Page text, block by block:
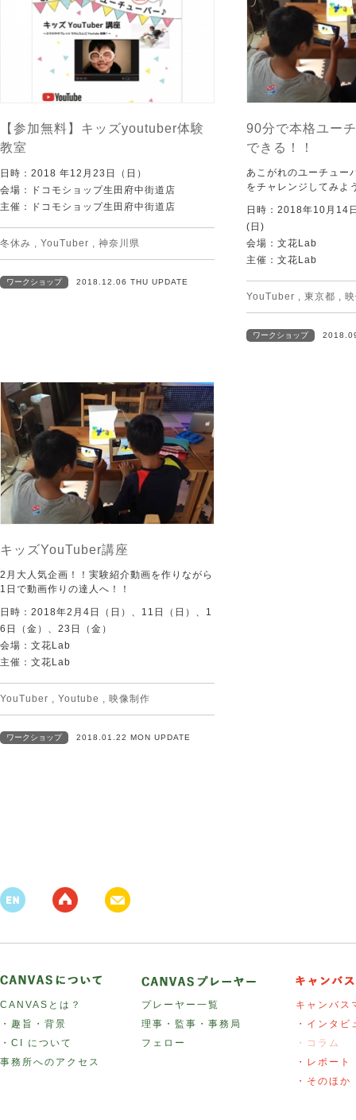
【参加無料】キッズyoutuber体験
教室
日時：2018 年12月23日（日）
会場：ドコモショップ生田府中街道店
主催：ドコモショップ生田府中街道店
冬休み , YouTuber , 神奈川県
ワークショップ 2018.12.06 THU UPDATE
90分で本格ユー
できる！！
あこがれのユーチュー
をチャレンジしてみよ
日時：2018年10月14
(日)
会場：文花Lab
主催：文花Lab
YouTuber , 東京都 ,
ワークショップ
キッズYouTuber講座
2月大人気企画！！実験紹介動画を作りながら
1日で動画作りの達人へ！！
日時：2018年2月4日（日）、11日（日）、1
6日（金）、23日（金）
会場：文花Lab
主催：文花Lab
YouTuber , Youtube , 映像制作
ワークショップ 2018.01.22 MON UPDATE
CANVASとは？
・趣旨・背景
・CI について
事務所へのアクセス
プレーヤー一覧
理事・監事・事務局
フェロー
キャンバス
・インタビ
・コラム
・レポート
・そのほか